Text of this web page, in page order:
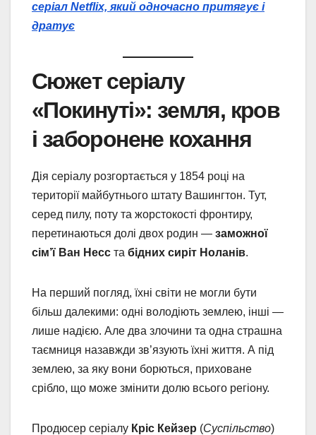
серіал Netflix, який одночасно притягує і
дратує
Сюжет серіалу
«Покинуті»: земля, кров
і заборонене кохання
Дія серіалу розгортається у 1854 році на
території майбутнього штату Вашингтон. Тут,
серед пилу, поту та жорстокості фронтиру,
перетинаються долі двох родин — заможної
сім’ї Ван Несс та бідних сиріт Ноланів.
На перший погляд, їхні світи не могли бути
більш далекими: одні володіють землею, інші —
лише надією. Але два злочини та одна страшна
таємниця назавжди зв’язують їхні життя. А під
землею, за яку вони борються, приховане
срібло, що може змінити долю всього регіону.
Продюсер серіалу Кріс Кейзер (Суспільство)